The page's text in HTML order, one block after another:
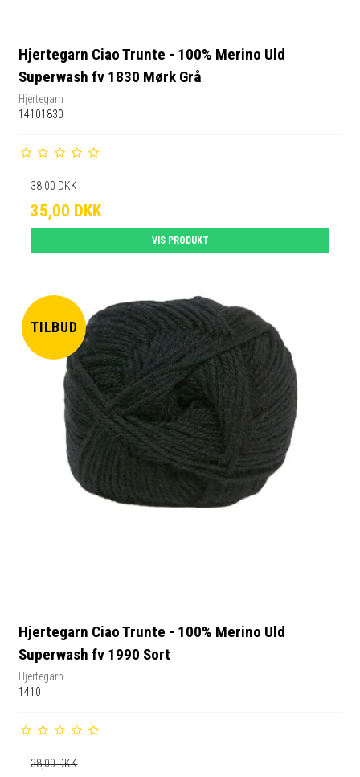
Hjertegarn Ciao Trunte - 100% Merino Uld
Superwash fv 1830 Mørk Grå
Hjertegarn
14101830
38,00 DKK
35,00 DKK
VIS PRODUKT
TILBUD
Hjertegarn Ciao Trunte - 100% Merino Uld
Superwash fv 1990 Sort
Hjertegarn
1410
38,00 DKK